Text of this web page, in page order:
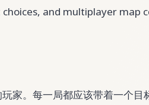
and multiplayer map
家。每一局都应该带着一个目